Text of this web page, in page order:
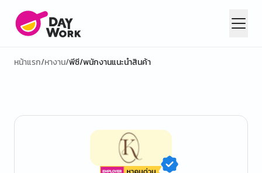
หน้าแรก/หางาน/พีซี/พนักงานแนะนำสินค้า